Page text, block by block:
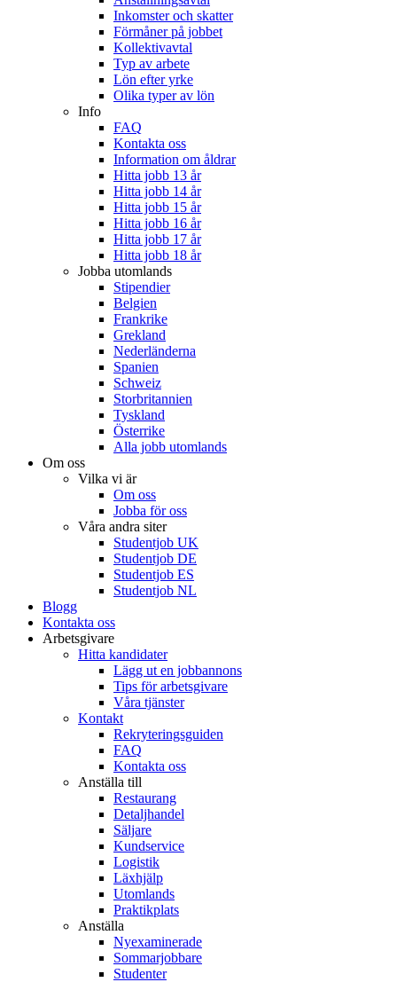
Inkomster och skatter
Förmåner på jobbet
Kollektivavtal
Typ av arbete
Lön efter yrke
Olika typer av lön
Info
FAQ
Kontakta oss
Information om åldrar
Hitta jobb 13 år
Hitta jobb 14 år
Hitta jobb 15 år
Hitta jobb 16 år
Hitta jobb 17 år
Hitta jobb 18 år
Jobba utomlands
Stipendier
Belgien
Frankrike
Grekland
Nederländerna
Spanien
Schweiz
Storbritannien
Tyskland
Österrike
Alla jobb utomlands
Om oss
Vilka vi är
Om oss
Jobba för oss
Våra andra siter
Studentjob UK
Studentjob DE
Studentjob ES
Studentjob NL
Blogg
Kontakta oss
Arbetsgivare
Hitta kandidater
Lägg ut en jobbannons
Tips för arbetsgivare
Våra tjänster
Kontakt
Rekryteringsguiden
FAQ
Kontakta oss
Anställa till
Restaurang
Detaljhandel
Säljare
Kundservice
Logistik
Läxhjälp
Utomlands
Praktikplats
Anställa
Nyexaminerade
Sommarjobbare
Studenter